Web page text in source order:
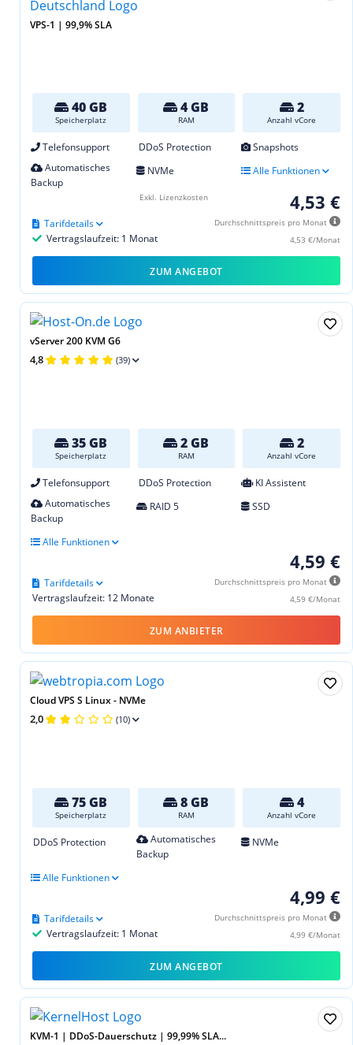
VPS-1 | 99,9% SLA
40 GB
Speicherplatz
4 GB
RAM
2
Anzahl vCore
Telefonsupport DDoS Protection
Snapshots
Automatisches
Backup
NVMe Alle Funktionen
4,53 €
Durchschnittspreis pro Monat
4,53 €/Monat
Vertragslaufzeit: 1 Monat
Tarifdetails
Exkl. Lizenzkosten
ZUM ANGEBOT
vServer 200 KVM G6
4,8 (39)
35 GB
Speicherplatz
2 GB
RAM
2
Anzahl vCore
Telefonsupport DDoS Protection
KI Assistent
Automatisches
Backup
RAID 5 SSD
Alle Funktionen
4,59 €
Durchschnittspreis pro Monat
4,59 €/Monat
Vertragslaufzeit: 12 Monate
Tarifdetails
ZUM ANBIETER
Cloud VPS S Linux - NVMe
2,0 (10)
75 GB
Speicherplatz
8 GB
RAM
4
Anzahl vCore
DDoS Protection
Automatisches
Backup
NVMe
Alle Funktionen
4,99 €
Durchschnittspreis pro Monat
4,99 €/Monat
Vertragslaufzeit: 1 Monat
Tarifdetails
ZUM ANGEBOT
KVM-1 | DDoS-Dauerschutz | 99,99% SLA...